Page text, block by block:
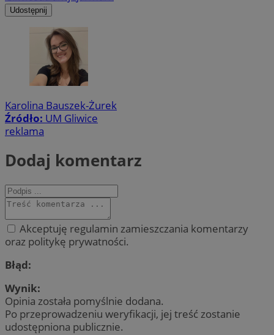
Udostępnij
Karolina Bauszek-Żurek
Źródło: UM Gliwice
reklama
Dodaj komentarz
Akceptuję regulamin zamieszczania komentarzy
oraz politykę prywatności.
Błąd:
Wynik:
Opinia została pomyślnie dodana.
Po przeprowadzeniu weryfikacji, jej treść zostanie
udostępniona publicznie.